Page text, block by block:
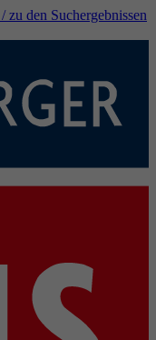
den Suchergebnissen